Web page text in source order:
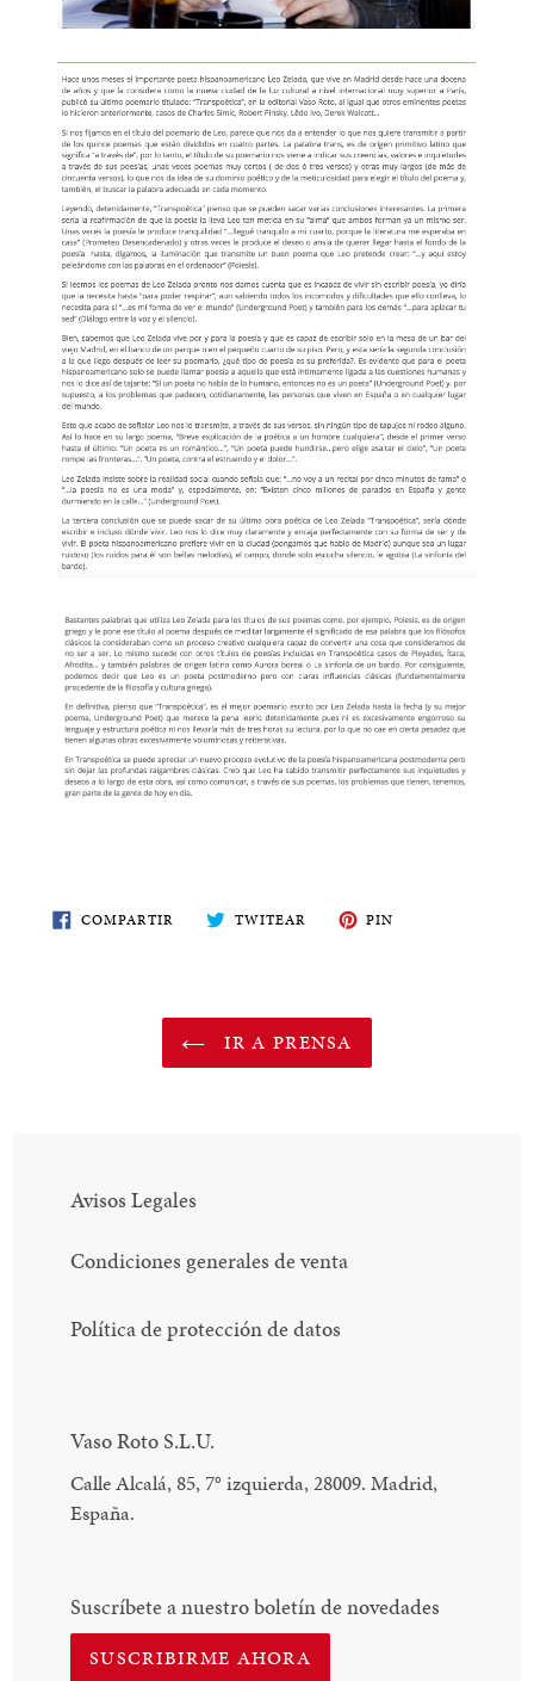
COMPARTIR COMPARTE
EN
TWITEAR TWITEA
EN
PIN
IR A PRENSA
Avisos Legales
Condiciones generales de venta
Política de protección de datos
Vaso Roto S.L.U.
Calle Alcalá, 85, 7° izquierda, 28009. Madrid,
España.
Suscríbete a nuestro boletín de novedades
SUSCRIBIRME AHORA